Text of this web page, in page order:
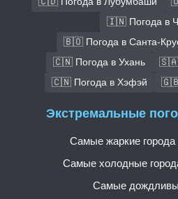
🇮🇳 Погода в
🇧🇴 Погода в Санта-
🇨🇳 Погода в Ухань
🇸🇦
🇨🇳 Погода в Хэфэй
🇬🇧
Экстремальные
Самые жаркие города
Самые холодные
Самые